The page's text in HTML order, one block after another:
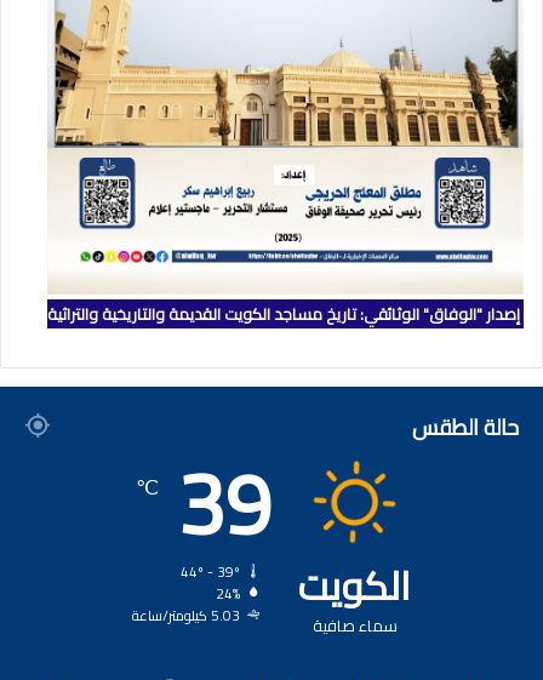
إصدار "الوفاق" الوثائقي: تاريخ مساجد الكويت القديمة والتاريخية والتراثية
حالة الطقس
الكويت
سماء صافية
39
℃
24%
5.03 كيلومتر/ساعة